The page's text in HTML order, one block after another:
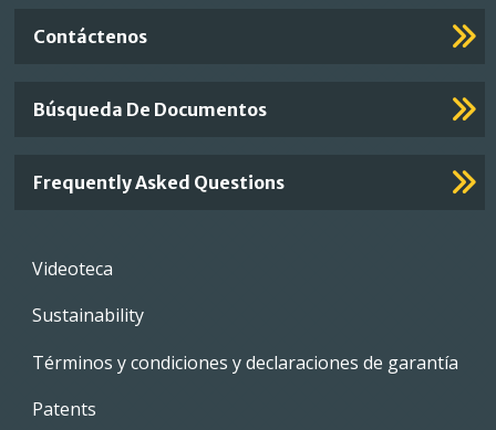
Contáctenos
Búsqueda De Documentos
Frequently Asked Questions
Footer
Videoteca
Sustainability
Términos y condiciones y declaraciones de garantía
Patents